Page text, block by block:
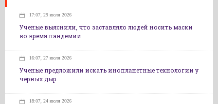
17:07, 29 июля 2026
Ученые выяснили, что заставляло людей носить маски
во время пандемии
16:07, 27 июля 2026
Ученые предложили искать инопланетные технологии у
черных дыр
18:07, 24 июля 2026